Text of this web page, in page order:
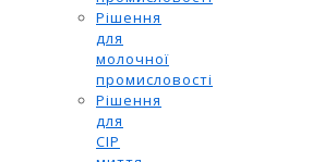
Рішення
для
молочної
промисловості
Рішення
для
CIP